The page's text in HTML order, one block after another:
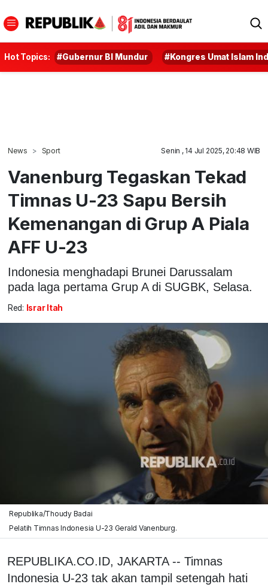
Hot Topics: #Gubernur BI Mundur #Kongres Umat Islam
News Sport Senin , 14 Jul 2025, 20:48 WIB
Vanenburg Tegaskan Tekad
Timnas U-23 Sapu Bersih
Kemenangan di Grup A Piala
AFF U-23
Indonesia menghadapi Brunei Darussalam
pada laga pertama Grup A di SUGBK, Selasa.
Red: Israr Itah
Republika/Thoudy Badai
Pelatih Timnas Indonesia U-23 Gerald Vanenburg.
REPUBLIKA.CO.ID, JAKARTA -- Timnas
Indonesia U-23 tak akan tampil setengah hati